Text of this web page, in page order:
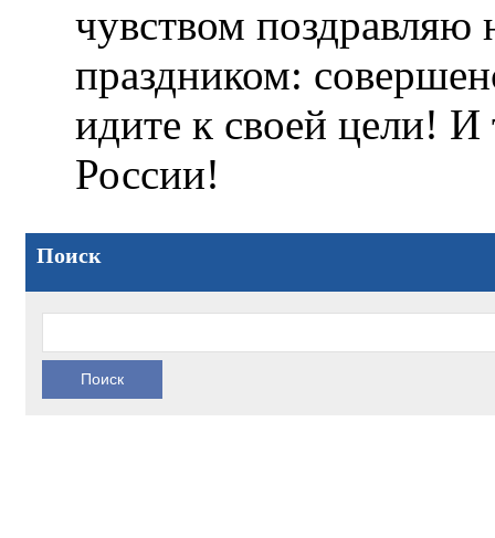
чувством
праздником:
идите к своей цели! И
России!
Поиск